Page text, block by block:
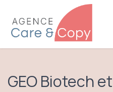
Se rendre au contenu
GEO Biotech